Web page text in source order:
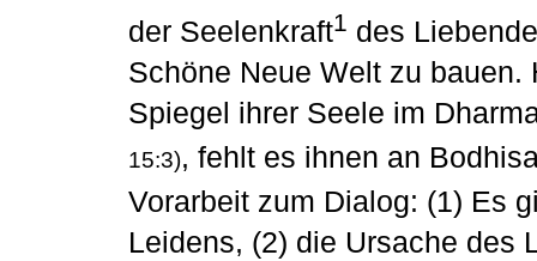
der Seelenkraft1 des
Schöne Neue Welt zu
Spiegel ihrer Seele im
15:3), fehlt es ihnen an
Vorarbeit zum Dialog: (1) Es
Leidens, (2) die Ursache des